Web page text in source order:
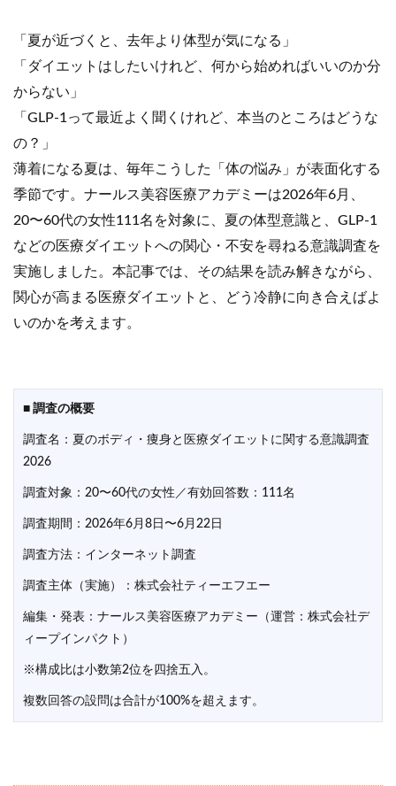
「夏が近づくと、去年より体型が気になる」
「ダイエットはしたいけれど、何から始めればいいのか分
からない」
「GLP-1って最近よく聞くけれど、本当のところはどうな
の？」
薄着になる夏は、毎年こうした「体の悩み」が表面化する
季節です。ナールス美容医療アカデミーは2026年6月、
20〜60代の女性111名を対象に、夏の体型意識と、GLP-1
などの医療ダイエットへの関心・不安を尋ねる意識調査を
実施しました。本記事では、その結果を読み解きながら、
関心が高まる医療ダイエットと、どう冷静に向き合えばよ
いのかを考えます。
■ 調査の概要
調査名：夏のボディ・痩身と医療ダイエットに関する意識調査
2026
調査対象：20〜60代の女性／有効回答数：111名
調査期間：2026年6月8日〜6月22日
調査方法：インターネット調査
調査主体（実施）：株式会社ティーエフエー
編集・発表：ナールス美容医療アカデミー（運営：株式会社デ
ィープインパクト）
※構成比は小数第2位を四捨五入。
複数回答の設問は合計が100%を超えます。